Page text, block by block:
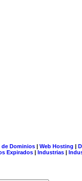
de Dominios| Web Hosting |
Expirados | Industrias |